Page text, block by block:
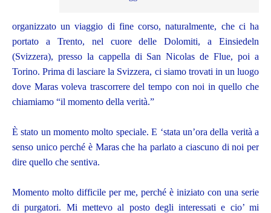
organizzato un viaggio di fine corso, naturalmente, che ci ha
portato a Trento, nel cuore delle Dolomiti, a Einsiedeln
(Svizzera), presso la cappella di San Nicolas de Flue, poi a
Torino. Prima di lasciare la Svizzera, ci siamo trovati in un luogo
dove Maras voleva trascorrere del tempo con noi in quello che
chiamiamo “il momento della verità.”
È stato un momento molto speciale. E ‘stata un’ora della verità a
senso unico perché è Maras che ha parlato a ciascuno di noi per
dire quello che sentiva.
Momento molto difficile per me, perché è iniziato con una serie
di purgatori. Mi mettevo al posto degli interessati e cio’ mi